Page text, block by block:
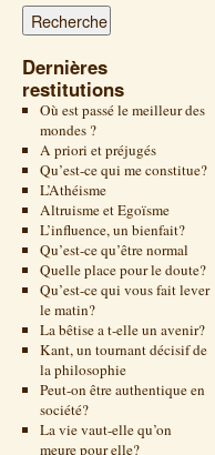
Dernières
restitutions
Où est passé le meilleur des
mondes ?
A priori et préjugés
Qu’est-ce qui me constitue?
L’Athéisme
Altruisme et Egoïsme
L’influence, un bienfait?
Qu’est-ce qu’être normal
Quelle place pour le doute?
Qu’est-ce qui vous fait lever
le matin?
La bêtise a t-elle un avenir?
Kant, un tournant décisif de
la philosophie
Peut-on être authentique en
société?
La vie vaut-elle qu’on
meure pour elle?